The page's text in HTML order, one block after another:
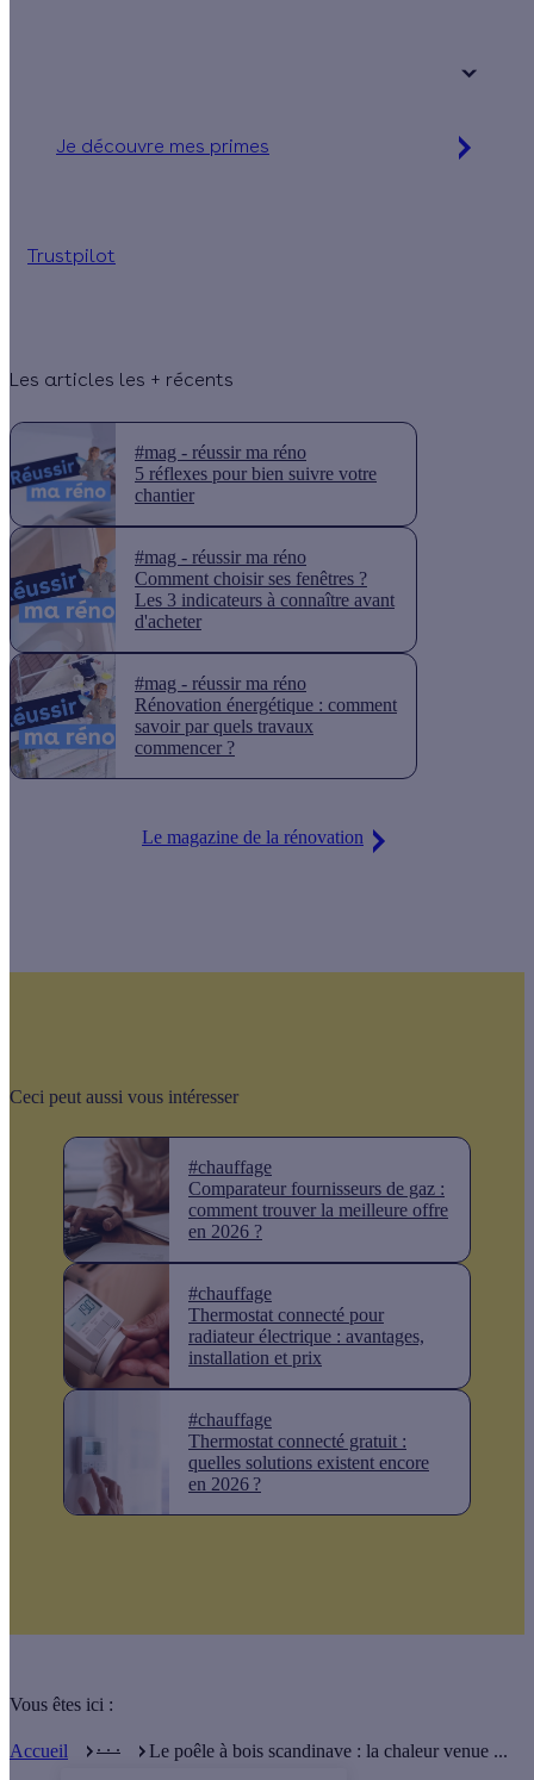
Je découvre mes primes
Trustpilot
Les articles les + récents
#mag - réussir ma réno
5 réflexes pour bien suivre votre
chantier
#mag - réussir ma réno
Comment choisir ses fenêtres ?
Les 3 indicateurs à connaître avant
d'acheter
#mag - réussir ma réno
Rénovation énergétique : comment
savoir par quels travaux
commencer ?
Le magazine de la rénovation
Ceci peut aussi vous intéresser
#chauffage
Comparateur fournisseurs de gaz :
comment trouver la meilleure offre
en 2026 ?
#chauffage
Thermostat connecté pour
radiateur électrique : avantages,
installation et prix
#chauffage
Thermostat connecté gratuit :
quelles solutions existent encore
en 2026 ?
Vous êtes ici :
Accueil . . . Le poêle à bois scandinave : la chaleur venue ...